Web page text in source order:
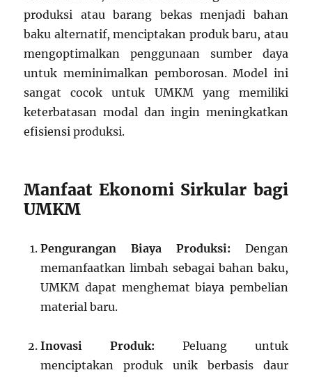
produksi atau barang bekas menjadi bahan
baku alternatif, menciptakan produk baru, atau
mengoptimalkan penggunaan sumber daya
untuk meminimalkan pemborosan. Model ini
sangat cocok untuk UMKM yang memiliki
keterbatasan modal dan ingin meningkatkan
efisiensi produksi.
Manfaat Ekonomi Sirkular bagi
UMKM
Pengurangan Biaya Produksi: Dengan
memanfaatkan limbah sebagai bahan baku,
UMKM dapat menghemat biaya pembelian
material baru.
Inovasi Produk: Peluang untuk
menciptakan produk unik berbasis daur